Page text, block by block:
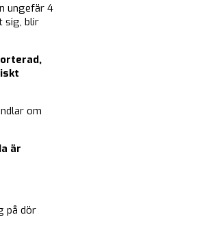
ungefär 4
sig, blir
om
är
på dör